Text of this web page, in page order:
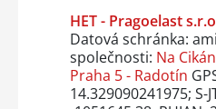
HET - Pragoelast
Datová schránka:
společnosti: Na
Praha 5 - Radotín
14.329090241975; S-